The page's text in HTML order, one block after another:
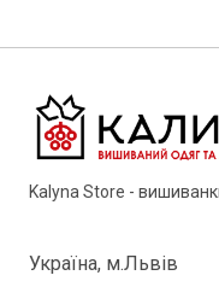
Kalyna Store -
Україна, м.Львів